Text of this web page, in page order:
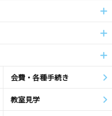
会費・各種手続き
教室見学